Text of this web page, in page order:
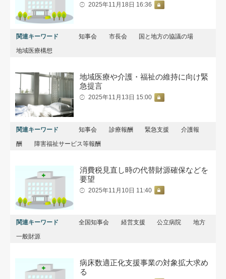
2025年11月18日 16:36
関連キーワード 知事会 市長会
国と地方の協議の場
地域医療構想
地域医療や介護・福祉の維持に向け緊
急提言
2025年11月13日 15:00
関連キーワード 知事会 診療報酬 緊急支援
介護報
酬
障害福祉サービス等報酬
消費税見直し時の代替財源確保などを
要望
2025年11月10日 11:40
関連キーワード 全国知事会 経営支援 公立病院
地方
一般財源
病床数適正化支援事業の対象拡大求め
る